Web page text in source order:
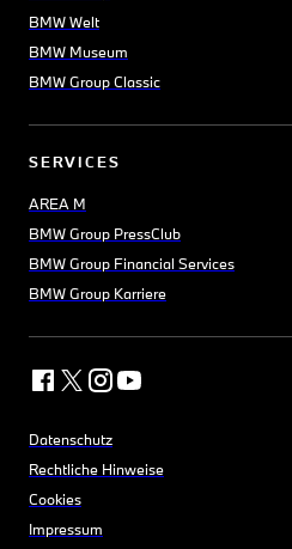
BMW Welt
BMW Museum
BMW Group Classic
SERVICES
AREA M
BMW Group PressClub
BMW Group Financial Services
BMW Group Karriere
Datenschutz
Rechtliche Hinweise
Cookies
Impressum